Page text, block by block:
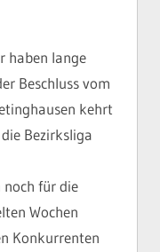
haben lange
Beschluss vom
kehrt
Bezirksliga
noch für die
Wochen
Konkurrenten